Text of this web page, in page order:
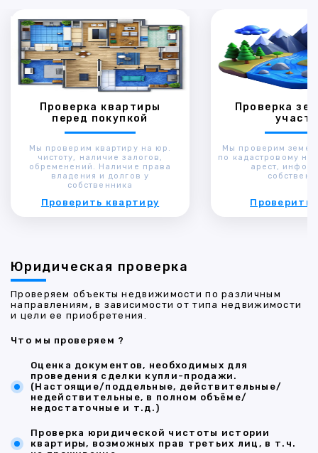
Проверка квартиры
перед покупкой
Мы проверим квартиру на юр.
чистоту, наличие залогов,
обременений. Наличие права
владения и долгов у
собственника
Проверить квартиру
Проверка
Мы проверим
по кадастровому
арест,
Проверить
Юридическая проверка
Проверяем объекты недвижимости по различным
направлениям, в зависимости от типа недвижимости
и цели ее приобретения.
Что мы проверяем ?
Оценка документов, необходимых для
проведения сделки купли-продажи.
(Настоящие/поддельные, действительные/
недействительные, в полном объёме/
недостаточные и т.д.)
Проверка юридической чистоты истории
квартиры, возможных прав третьих лиц, в т.ч.